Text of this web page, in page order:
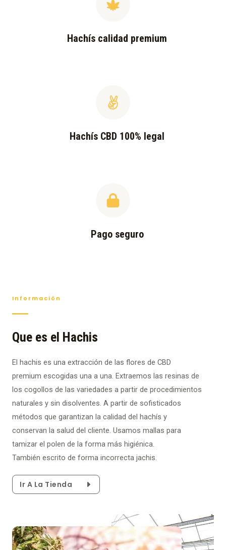
Hachís calidad premium
Hachís CBD 100% legal
Pago seguro
Información
Que es el Hachis
El hachis es una extracción de las flores de CBD
premium escogidas una a una. Extraemos las resinas de
los cogollos de las variedades a partir de procedimientos
naturales y sin disolventes. A partir de sofisticados
métodos que garantizan la calidad del hachís y
conservan la salud del cliente. Usamos mallas para
tamizar el polen de la forma más higiénica.
También escrito de forma incorrecta jachis.
Ir A La Tienda